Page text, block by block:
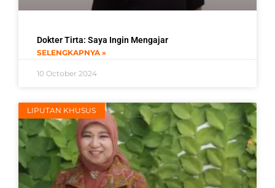
Dokter Tirta: Saya Ingin Mengajar
SELENGKAPNYA »
10 October 2024
LIPUTAN KHUSUS